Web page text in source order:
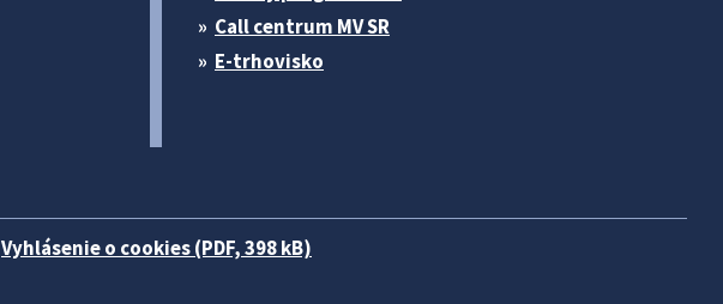
Call centrum MV SR
E-trhovisko
Vyhlásenie o cookies (PDF, 398 kB)